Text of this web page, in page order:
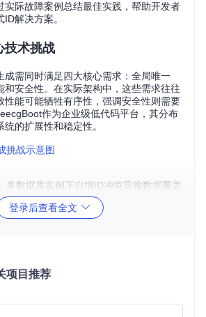
实际故障案例总结最佳实践，帮助开发者
解决方案。
技术挑战
成需同时满足四大核心需求：全局唯一
和安全性。在实际架构中，这些需求往往
性能可能牺牲有序性，强调安全性则需要
作为企业级低代码平台，其分布
的扩展性和稳定性。
：多数据库实例下自增ID冲突导致数据覆盖
场景下集中式ID服务成为系统瓶颈
易被猜测，造成数据泄露或恶意攻击
理
登录后查看全文
项目推荐